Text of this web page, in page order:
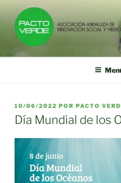
contenido
PACTO VERDE
Asociación Andaluza de
PUBLICADO
EL
10/06/2022 POR PACTO
Día Mundial de los